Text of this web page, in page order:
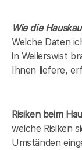
Wie die
Welche Daten
in Weilerswist
Ihnen liefere,
Risiken beim
welche Risiken
Umständen